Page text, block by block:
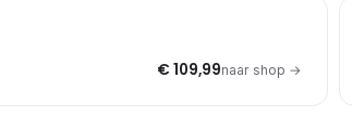
€ 109,99naar shop →